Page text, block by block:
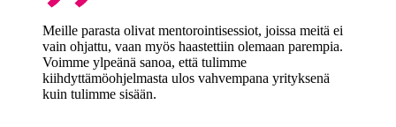
Meille parasta olivat mentorointisessiot, joissa meitä ei
vain ohjattu, vaan myös haastettiin olemaan parempia.
Voimme ylpeänä sanoa, että tulimme
kiihdyttämöohjelmasta ulos vahvempana yrityksenä
kuin tulimme sisään.